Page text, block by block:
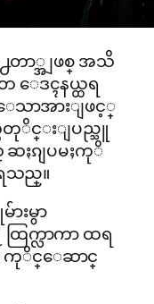
ေတာ္အျဖစ္ အသိ
ေဒၚနယ္ထရ
သာအားျဖင့္
စတုိင္းျပည္သူ
ဆႏၵျပမႈကုိ
သည္။
းမွာ
က္လာကာ ထရ
း ကုိင္ေဆာင္